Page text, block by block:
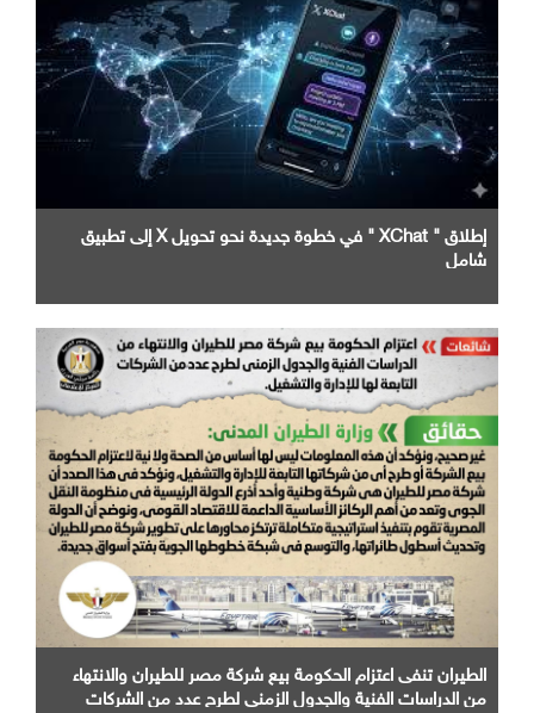
إطلاق " XChat " في خطوة جديدة نحو تحويل X إلى تطبيق
شامل
الطيران تنفى اعتزام الحكومة بيع شركة مصر للطيران والانتهاء
من الدراسات الفنية والجدول الزمني لطرح عدد من الشركات